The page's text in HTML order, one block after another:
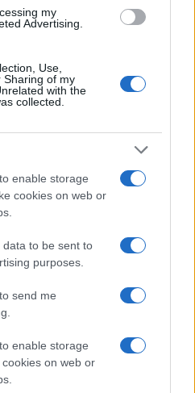
my
Advertising.
Use,
Sharing of my
with the
collected.
enable storage
cookies on web or
to be sent to
purposes.
send me
enable storage
on web or
na Svjetskom
BiH